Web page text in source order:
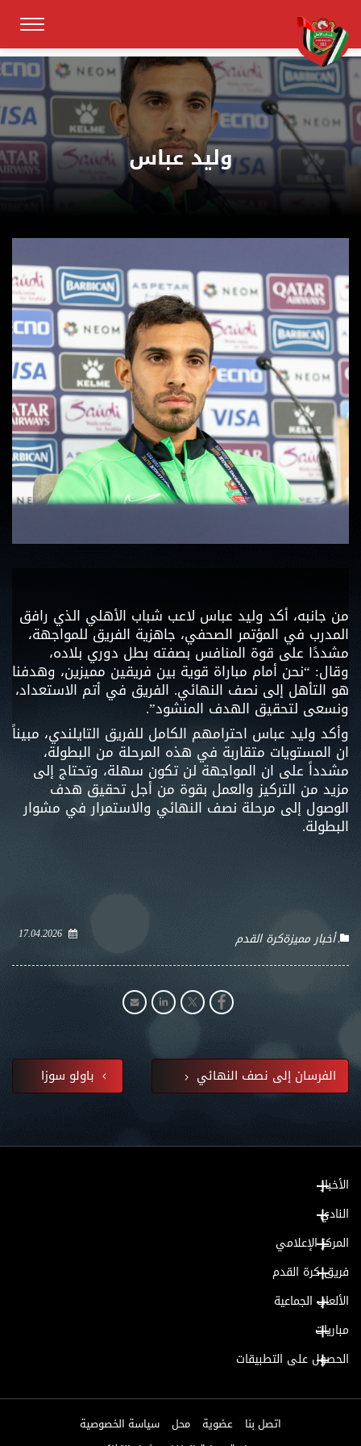
وليد عباس
من جانبه، أكد وليد عباس لاعب شباب الأهلي الذي رافق
المدرب في المؤتمر الصحفي، جاهزية الفريق للمواجهة،
مشددًا على قوة المنافس بصفته بطل دوري بلاده،
وقال: “نحن أمام مباراة قوية بين فريقين مميزين، وهدفنا
هو التأهل إلى نصف النهائي. الفريق في أتم الاستعداد،
ونسعى لتحقيق الهدف المنشود”.
وأكد وليد عباس احترامهم الكامل للفريق التايلندي، مبيناً
ان المستويات متقاربة في هذه المرحلة من البطولة،
مشدداً على ان المواجهة لن تكون سهلة، وتحتاج إلى
مزيد من التركيز والعمل بقوة من أجل تحقيق هدف
الوصول إلى مرحلة نصف النهائي والاستمرار في مشوار
البطولة.
17.04.2026 أخبار مميزةكرة القدم
باولو سوزا الفرسان إلى نصف النهائي
الأخبار
النادي
المركز الإعلامي
فريق كرة القدم
الألعاب الجماعية
مباريات
الحصول على التطبيقات
اتصل بنا عضوية محل سياسة الخصوصية